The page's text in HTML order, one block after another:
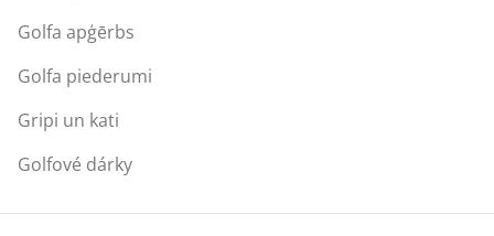
Golfa apģērbs
Golfa piederumi
Gripi un kati
Golfové dárky